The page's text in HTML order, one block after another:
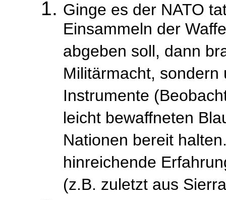
Ginge es der NATO
Einsammeln der
abgeben soll, dann
Militärmacht,
Instrumente
leicht bewaffneten
Nationen bereit
hinreichende
(z.B. zuletzt aus